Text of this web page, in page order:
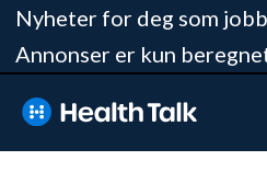
Nyheter for deg som
Annonser er kun